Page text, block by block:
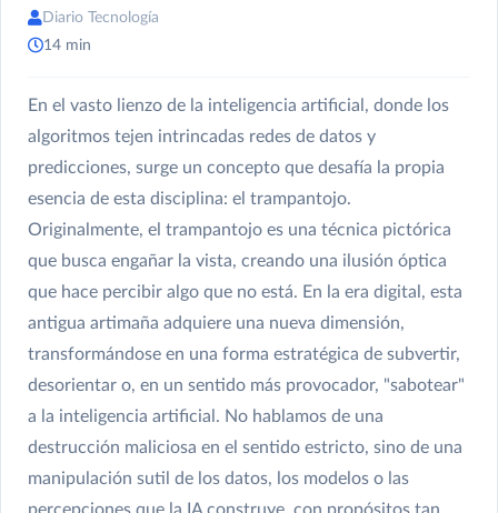
Diario Tecnología
14 min
En el vasto lienzo de la inteligencia artificial, donde los
algoritmos tejen intrincadas redes de datos y
predicciones, surge un concepto que desafía la propia
esencia de esta disciplina: el trampantojo.
Originalmente, el trampantojo es una técnica pictórica
que busca engañar la vista, creando una ilusión óptica
que hace percibir algo que no está. En la era digital, esta
antigua artimaña adquiere una nueva dimensión,
transformándose en una forma estratégica de subvertir,
desorientar o, en un sentido más provocador, "sabotear"
a la inteligencia artificial. No hablamos de una
destrucción maliciosa en el sentido estricto, sino de una
manipulación sutil de los datos, los modelos o las